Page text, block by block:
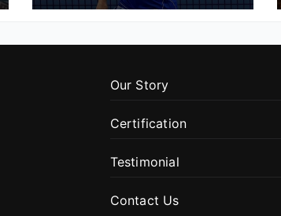
Our Story
Certification
Testimonial
Contact Us